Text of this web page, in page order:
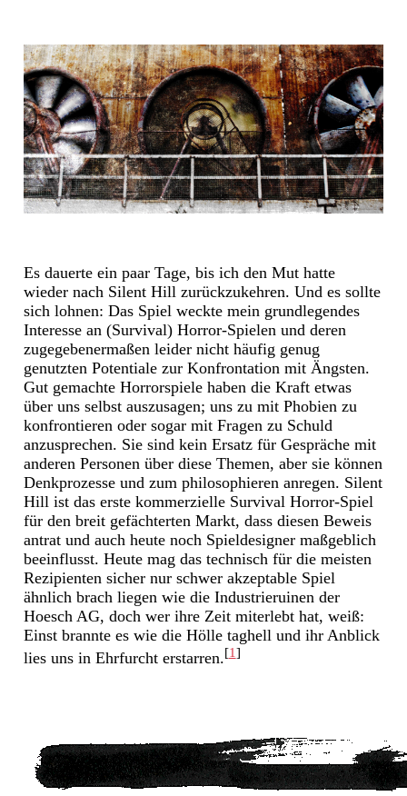
Es dauerte ein paar Tage, bis ich den Mut hatte
wieder nach Silent Hill zurückzukehren. Und es sollte
sich lohnen: Das Spiel weckte mein grundlegendes
Interesse an (Survival) Horror-Spielen und deren
zugegebenermaßen leider nicht häufig genug
genutzten Potentiale zur Konfrontation mit Ängsten.
Gut gemachte Horrorspiele haben die Kraft etwas
über uns selbst auszusagen; uns zu mit Phobien zu
konfrontieren oder sogar mit Fragen zu Schuld
anzusprechen. Sie sind kein Ersatz für Gespräche mit
anderen Personen über diese Themen, aber sie können
Denkprozesse und zum philosophieren anregen. Silent
Hill ist das erste kommerzielle Survival Horror-Spiel
für den breit gefächterten Markt, dass diesen Beweis
antrat und auch heute noch Spieldesigner maßgeblich
beeinflusst. Heute mag das technisch für die meisten
Rezipienten sicher nur schwer akzeptable Spiel
ähnlich brach liegen wie die Industrieruinen der
Hoesch AG, doch wer ihre Zeit miterlebt hat, weiß:
Einst brannte es wie die Hölle taghell und ihr Anblick
lies uns in Ehrfurcht erstarren.[1]